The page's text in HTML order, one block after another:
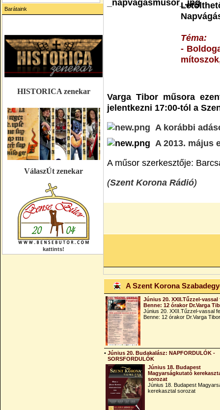
Barátaink
HISTORICA zenekar
VálaszÚt zenekar
kattints!
Téma:
-
Varga Tibor műsora
jelentkezni 17:00-tól a
A korábbi
A 2013. május
A műsor szerkesztője:
(Szent Korona Rádió)
A Szent Korona
Június 20. XXII.Tűzzel-
Benne: 12 órakor Dr.Varga
Június 20. XXII.Tűzzel-vassal
Benne: 12 órakor Dr.Varga Tibor
• Június 20. Budakalász: NAPFORDULÓK -
SORSFORDULÓK
Június 18. Budapest
Magyarságkutató
sorozat
Június 18. Budapest
kerekasztal sorozat